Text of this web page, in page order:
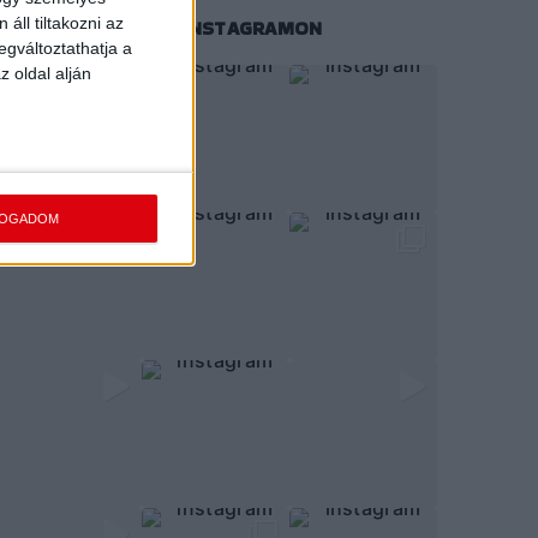
áll tiltakozni az
a
oldal alján
KÖVESS MINKET INSTAGRAMON